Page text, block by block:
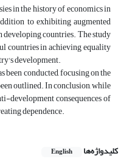
in the history of economics in
to exhibiting augmented
developing countries. The study
countries in achieving equality
development.
conducted, focusing on the
outlined. In conclusion, while
development consequences of
dependence.
کلیدواژه‌ها English